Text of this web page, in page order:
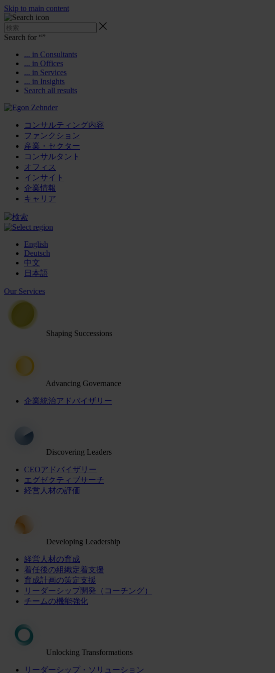
Skip to main content
Search for “”
... in Consultants
... in Offices
... in Services
... in Insights
Search all results
コンサルティング内容
ファンクション
産業・セクター
コンサルタント
オフィス
インサイト
企業情報
キャリア
English
Deutsch
中文
日本語
Our Services
Shaping Successions
Advancing Governance
企業統治アドバイザリー
Discovering Leaders
CEOアドバイザリー
エグゼクティブサーチ
経営人材の評価
Developing Leadership
経営人材の育成
着任後の組織定着支援
育成計画の策定支援
リーダーシップ開発（コーチング）
チームの機能強化
Unlocking Transformations
リーダーシップ・ソリューション